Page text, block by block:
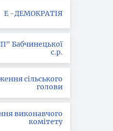
Е -ДЕМОКРАТІЯ
Бабчинецької
с.р.
сільського
голови
виконавчого
комітету